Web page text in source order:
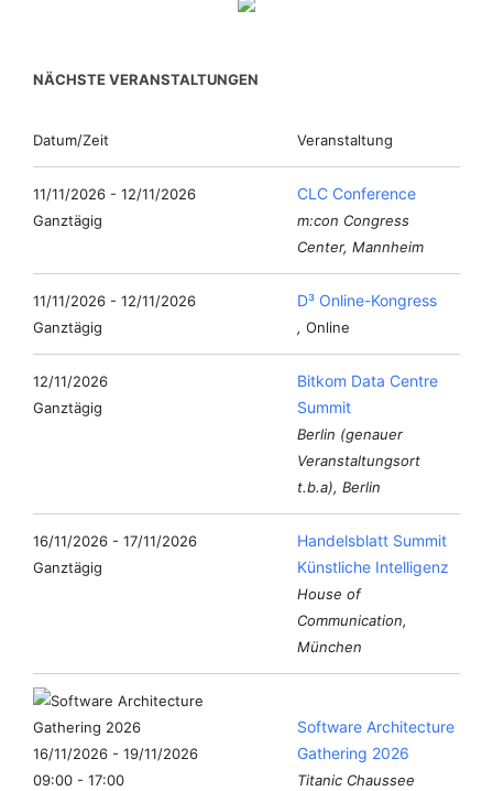
NÄCHSTE VERANSTALTUNGEN
Datum/Zeit Veranstaltung
11/11/2026 - 12/11/2026
Ganztägig
CLC Conference
m:con Congress
Center, Mannheim
11/11/2026 - 12/11/2026
Ganztägig
D³ Online-Kongress
, Online
12/11/2026
Ganztägig
Bitkom Data Centre
Summit
Berlin (genauer
Veranstaltungsort
t.b.a), Berlin
16/11/2026 - 17/11/2026
Ganztägig
Handelsblatt Summit
Künstliche Intelligenz
House of
Communication,
München
16/11/2026 - 19/11/2026
09:00 - 17:00
Software Architecture
Gathering 2026
Titanic Chaussee